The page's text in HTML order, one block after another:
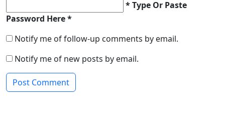
* Type Or Paste
Password Here *
Notify me of follow-up comments by email.
Notify me of new posts by email.